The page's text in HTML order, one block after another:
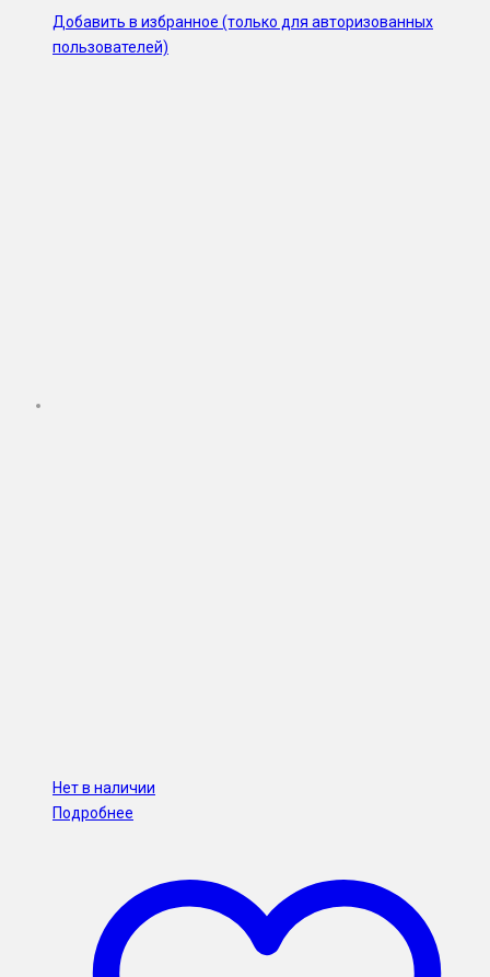
Добавить в избранное (только для авторизованных
пользователей)
Нет в наличии
Подробнее